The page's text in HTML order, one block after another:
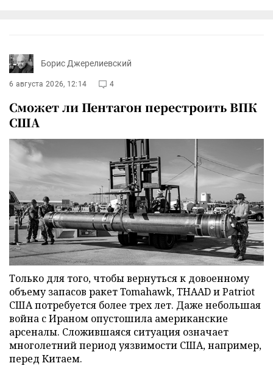
Борис Джерелиевский
6 августа 2026, 12:14 4
Сможет ли Пентагон перестроить ВПК
США
Только для того, чтобы вернуться к довоенному
объему запасов ракет Tomahawk, THAAD и Patriot
США потребуется более трех лет. Даже небольшая
война с Ираном опустошила американские
арсеналы. Сложившаяся ситуация означает
многолетний период уязвимости США, например,
перед Китаем.